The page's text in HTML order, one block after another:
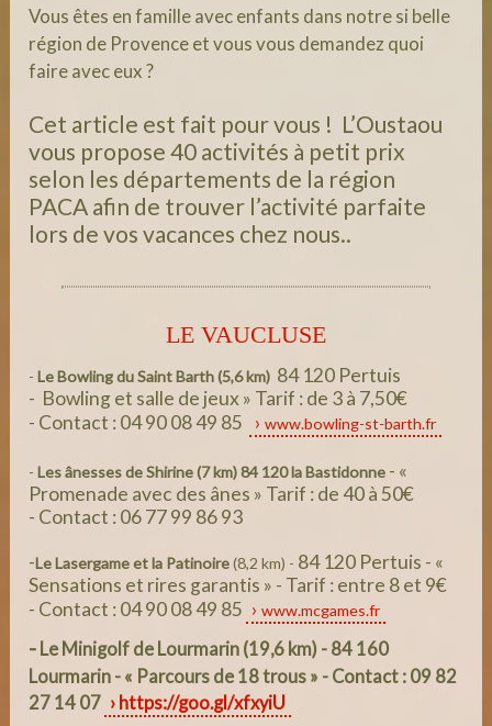
Vous êtes en famille avec enfants dans notre si belle
région de Provence et vous vous demandez quoi
faire avec eux ?
Cet article est fait pour vous ! L’Oustaou
vous propose 40 activités à petit prix
selon les départements de la région
PACA afin de trouver l’activité parfaite
lors de vos vacances chez nous..
LE VAUCLUSE
-Le Bowling du Saint Barth (5,6 km) 84 120 Pertuis
- Bowling et salle de jeux » Tarif : de 3 à 7,50€
- Contact : 04 90 08 49 85
www.bowling-st-barth.fr
-Les ânesses de Shirine (7 km)84 120 la Bastidonne - «
Promenade avec des ânes » Tarif : de 40 à 50€
- Contact : 06 77 99 86 93
-Le Lasergame et la Patinoire(8,2 km) - 84 120 Pertuis - «
Sensations et rires garantis » - Tarif : entre 8 et 9€
- Contact : 04 90 08 49 85
www.mcgames.fr
- Le Minigolf de Lourmarin (19,6 km) - 84 160
Lourmarin - « Parcours de 18 trous » - Contact : 09 82
27 14 07
https://goo.gl/xfxyiU